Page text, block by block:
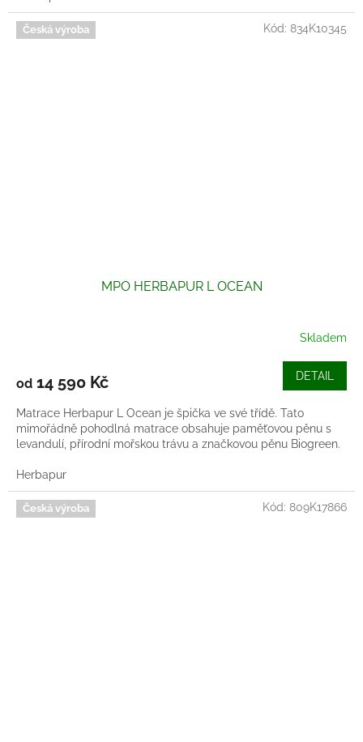
Česká výroba
MPO HERBAPUR L OCEAN
Skladem
od 14 590 Kč DETAIL
Matrace Herbapur L Ocean je špička ve své třídě. Tato
mimořádně pohodlná matrace obsahuje paměťovou pěnu s
levandulí, přírodní mořskou trávu a značkovou pěnu Biogreen.
Herbapur
Kód: 834K10345
Česká výroba Kód: 809K17866